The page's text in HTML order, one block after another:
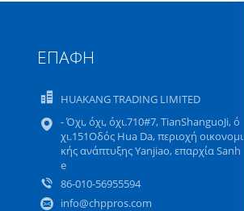
ΕΠΑΦΉ
HUAKANG TRADING LIMITED
- Όχι, όχι, όχι.710#7, TianShanguoJi, ό
χι.151Οδός Hua Da, περιοχή οικονομι
κής ανάπτυξης Yanjiao, επαρχία Sanh
e
86-010-56955594
info@chppros.com